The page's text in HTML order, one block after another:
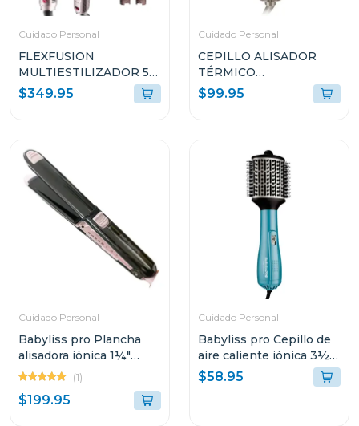
Cuidado Personal
FLEXFUSION
MULTIESTILIZADOR 5-
EN-1 NINJA CON
ALISADORA DE AIRE
$349.95
Cuidado Personal
CEPILLO ALISADOR
TÉRMICO
SMOOTHSTYLE HT202
$99.95
Cuidado Personal
Babyliss pro Plancha
alisadora iónica 1¼"
nano titanium rosada
optima 3000tux
(1)
$199.95
Cuidado Personal
Babyliss pro Cepillo de
aire caliente iónica 3½"
ovalado nano azul
titanium350ux
$58.95